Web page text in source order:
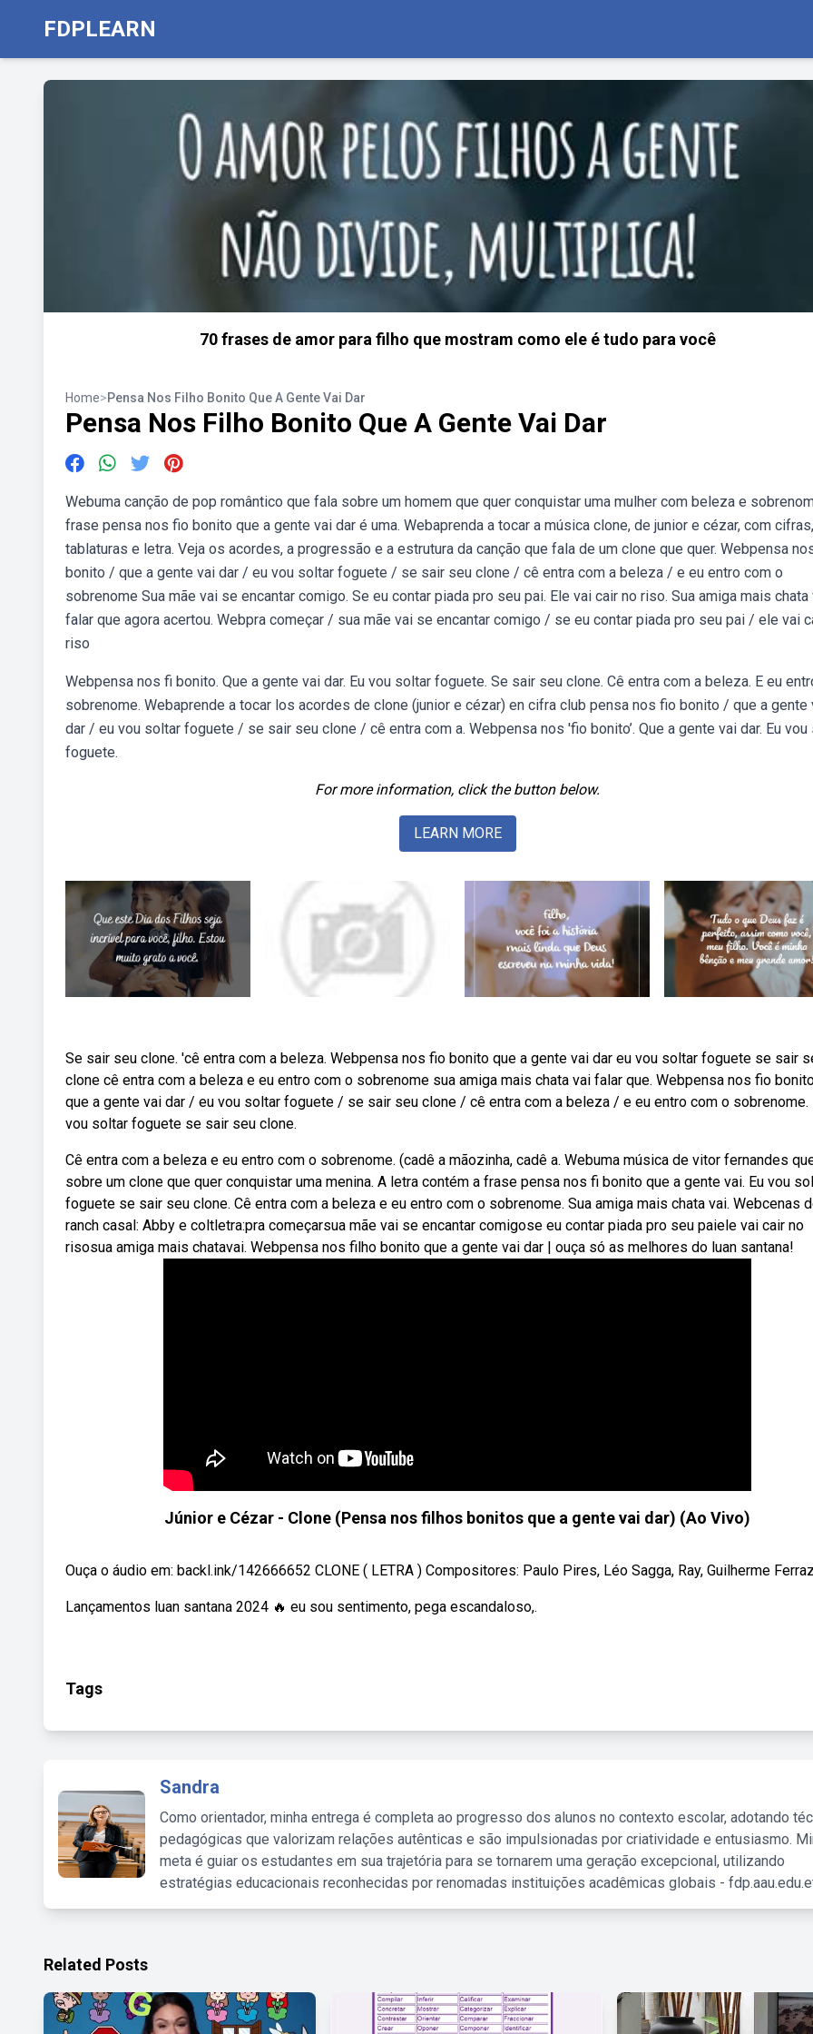
FDPLEARN
70 frases de amor para filho que mostram como ele é tudo para você
Home>Pensa Nos Filho Bonito Que A Gente Vai Dar
Pensa Nos Filho Bonito Que A Gente Vai Dar
Webuma canção de pop romântico que fala sobre um homem que quer conquistar uma mulher com beleza e
frase pensa nos fio bonito que a gente vai dar é uma. Webaprenda a tocar a música clone, de junior e cézar, com cifras,
tablaturas e letra. Veja os acordes, a progressão e a estrutura da canção que fala de um clone que quer. Webpensa
bonito / que a gente vai dar / eu vou soltar foguete / se sair seu clone / cê entra com a beleza / e eu entro com o
sobrenome Sua mãe vai se encantar comigo. Se eu contar piada pro seu pai. Ele vai cair no riso. Sua amiga mais chata
falar que agora acertou. Webpra começar / sua mãe vai se encantar comigo / se eu contar piada pro seu pai / ele vai
riso
Webpensa nos fi bonito. Que a gente vai dar. Eu vou soltar foguete. Se sair seu clone. Cê entra com a beleza. E eu
sobrenome. Webaprende a tocar los acordes de clone (junior e cézar) en cifra club pensa nos fio bonito / que a gente
dar / eu vou soltar foguete / se sair seu clone / cê entra com a. Webpensa nos 'fio bonito’. Que a gente vai dar. Eu vou
foguete.
For more information, click the button below.
LEARN MORE
Se sair seu clone. 'cê entra com a beleza. Webpensa nos fio bonito que a gente vai dar eu vou soltar foguete se sair
clone cê entra com a beleza e eu entro com o sobrenome sua amiga mais chata vai falar que. Webpensa nos fio
que a gente vai dar / eu vou soltar foguete / se sair seu clone / cê entra com a beleza / e eu entro com o sobrenome.
vou soltar foguete se sair seu clone.
Cê entra com a beleza e eu entro com o sobrenome. (cadê a mãozinha, cadê a. Webuma música de vitor fernandes
sobre um clone que quer conquistar uma menina. A letra contém a frase pensa nos fi bonito que a gente vai. Eu vou
foguete se sair seu clone. Cê entra com a beleza e eu entro com o sobrenome. Sua amiga mais chata vai. Webcenas
ranch casal: Abby e coltletra:pra começarsua mãe vai se encantar comigose eu contar piada pro seu paiele vai cair no
risosua amiga mais chatavai. Webpensa nos filho bonito que a gente vai dar | ouça só as melhores do luan santana!
Júnior e Cézar - Clone (Pensa nos filhos bonitos que a gente vai dar) (Ao Vivo)
Ouça o áudio em: backl.ink/142666652 CLONE ( LETRA ) Compositores: Paulo Pires, Léo Sagga, Ray, Guilherme
Lançamentos luan santana 2024 🔥 eu sou sentimento, pega escandaloso,.
Tags
Sandra
Como orientador, minha entrega é completa ao progresso dos alunos no contexto escolar, adotando
pedagógicas que valorizam relações autênticas e são impulsionadas por criatividade e entusiasmo.
meta é guiar os estudantes em sua trajetória para se tornarem uma geração excepcional, utilizando
estratégias educacionais reconhecidas por renomadas instituições acadêmicas globais -
Related Posts